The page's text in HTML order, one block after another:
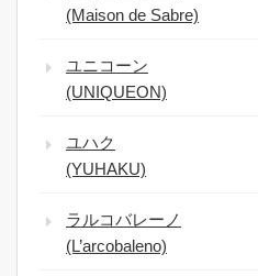
(Maison de Sabre)
ユニコーン
(UNIQUEON)
ユハク
(YUHAKU)
ラルコバレーノ
(L’arcobaleno)